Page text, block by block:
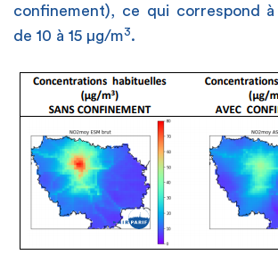
confinement), ce qui correspond
de 10 à 15 µg/m3.